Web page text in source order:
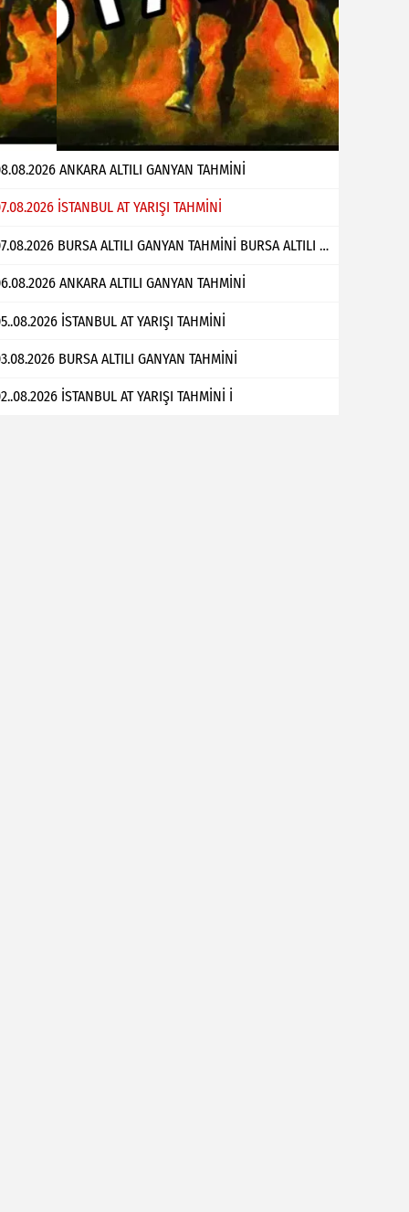
ANKARA ALTILI GANYAN TAHMİNİ
İSTANBUL AT YARIŞI TAHMİNİ
07.08.2026 BURSA ALTILI GANYAN TAHMİNİ BURSA ALTILI GANYAN TAHMİNİ Bülent Çabuk
ANKARA ALTILI GANYAN TAHMİNİ
İSTANBUL AT YARIŞI TAHMİNİ
BURSA ALTILI GANYAN TAHMİNİ
İSTANBUL AT YARIŞI TAHMİNİ İ